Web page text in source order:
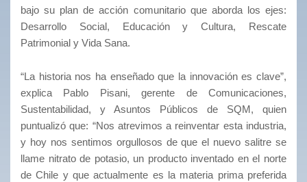
bajo su plan de acción comunitario que aborda los ejes:
Desarrollo Social, Educación y Cultura, Rescate
Patrimonial y Vida Sana.
“La historia nos ha enseñado que la innovación es clave”,
explica Pablo Pisani, gerente de Comunicaciones,
Sustentabilidad, y Asuntos Públicos de SQM, quien
puntualizó que: “Nos atrevimos a reinventar esta industria,
y hoy nos sentimos orgullosos de que el nuevo salitre se
llame nitrato de potasio, un producto inventado en el norte
de Chile y que actualmente es la materia prima preferida